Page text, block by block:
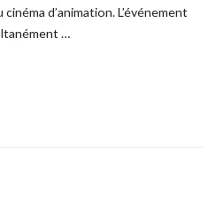
d’animation. L’événement
…